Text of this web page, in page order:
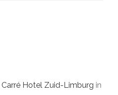
Carré Hotel Zuid-Limburg in